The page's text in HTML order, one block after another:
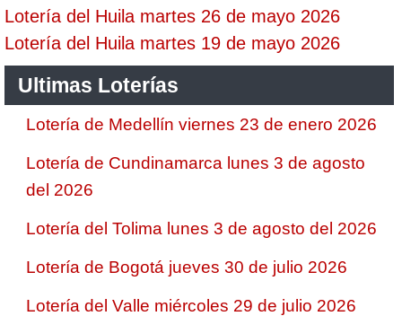
Lotería del Huila martes 26 de mayo 2026
Lotería del Huila martes 19 de mayo 2026
Ultimas Loterías
Lotería de Medellín viernes 23 de enero 2026
Lotería de Cundinamarca lunes 3 de agosto
del 2026
Lotería del Tolima lunes 3 de agosto del 2026
Lotería de Bogotá jueves 30 de julio 2026
Lotería del Valle miércoles 29 de julio 2026